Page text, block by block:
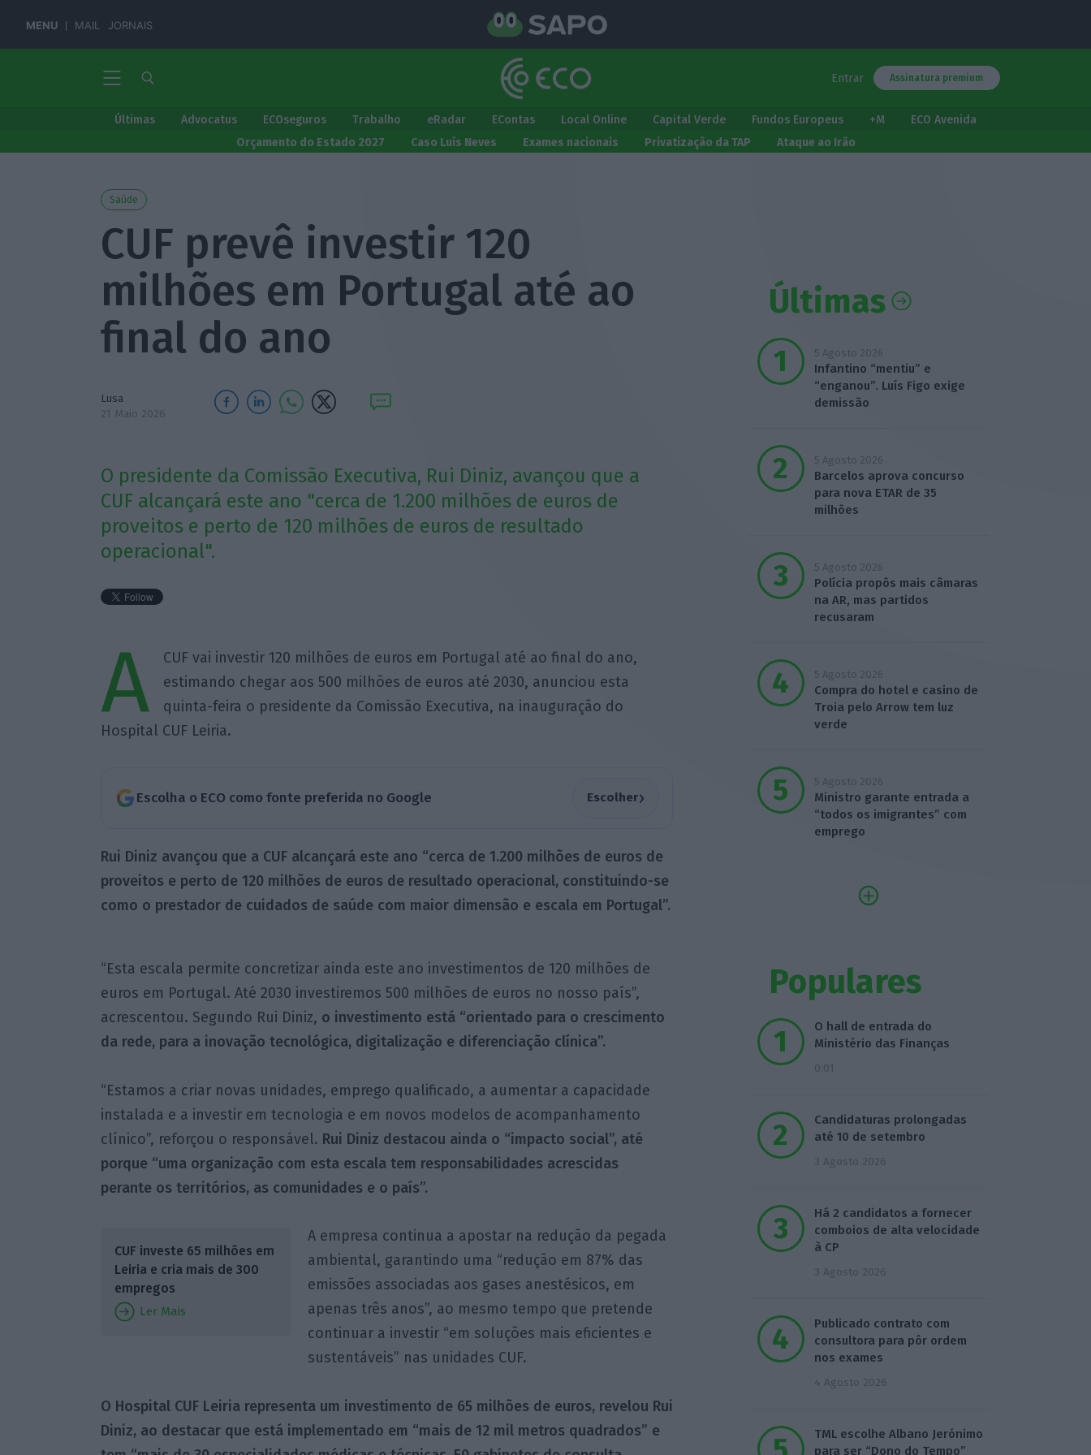
MENU MAIL JORNAIS
Entrar Assinatura premium
Últimas Advocatus ECOseguros Trabalho eRadar EContas Local Online Capital Verde Fundos Europeus +M
ECO Avenida
Orçamento do Estado 2027
Caso Luís Neves Exames nacionais Privatização da TAP Ataque ao Irão
Saúde
CUF prevê investir 120
milhões em Portugal até ao
final do ano
Lusa
21 Maio 2026
O presidente da Comissão Executiva, Rui Diniz, avançou que a
CUF alcançará este ano "cerca de 1.200 milhões de euros de
proveitos e perto de 120 milhões de euros de resultado
operacional".
A
CUF vai investir 120 milhões de euros em Portugal até ao final do ano,
estimando chegar aos 500 milhões de euros até 2030, anunciou esta
quinta-feira o presidente da Comissão Executiva, na inauguração do
Hospital CUF Leiria.
Escolha o ECO como fonte preferida no Google Escolher›
Rui Diniz avançou que a CUF alcançará este ano “cerca de 1.200 milhões de euros de
proveitos e perto de 120 milhões de euros de resultado operacional, constituindo-se
como o prestador de cuidados de saúde com maior dimensão e escala em Portugal”.
“Esta escala permite concretizar ainda este ano investimentos de 120 milhões de
euros em Portugal. Até 2030 investiremos 500 milhões de euros no nosso país”,
acrescentou. Segundo Rui Diniz, o investimento está “orientado para o crescimento
da rede, para a inovação tecnológica, digitalização e diferenciação clínica”.
“Estamos a criar novas unidades, emprego qualificado, a aumentar a capacidade
instalada e a investir em tecnologia e em novos modelos de acompanhamento
clínico”, reforçou o responsável. Rui Diniz destacou ainda o “impacto social”, até
porque “uma organização com esta escala tem responsabilidades acrescidas
perante os territórios, as comunidades e o país”.
CUF investe 65 milhões em
Leiria e cria mais de 300
empregos
Ler Mais
A empresa continua a apostar na redução da pegada
ambiental, garantindo uma “redução em 87% das
emissões associadas aos gases anestésicos, em
apenas três anos”, ao mesmo tempo que pretende
continuar a investir “em soluções mais eficientes e
sustentáveis” nas unidades CUF.
O Hospital CUF Leiria representa um investimento de 65 milhões de euros, revelou Rui
Diniz, ao destacar que está implementado em “mais de 12 mil metros quadrados” e
Últimas
5 Agosto 2026
Infantino “mentiu” e
“enganou”. Luís Figo exige
demissão
5 Agosto 2026
Barcelos aprova concurso
para nova ETAR de 35
milhões
5 Agosto 2026
Polícia propôs mais câmaras
na AR, mas partidos
recusaram
5 Agosto 2026
Compra do hotel e casino de
Troia pelo Arrow tem luz
verde
5 Agosto 2026
Ministro garante entrada a
“todos os imigrantes” com
emprego
Populares
O hall de entrada do
Ministério das Finanças
0:01
Candidaturas prolongadas
até 10 de setembro
3 Agosto 2026
Há 2 candidatos a fornecer
comboios de alta velocidade
à CP
3 Agosto 2026
Publicado contrato com
consultora para pôr ordem
nos exames
4 Agosto 2026
TML escolhe Albano Jerónimo
para ser “Dono do Tempo”